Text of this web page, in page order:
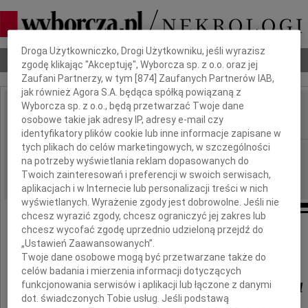
Nekrologi Odeszli Poradnik pogrzebowy
IMIĘ I NAZWISKO: Mieczysław Zapióra
REGION: Warszawa
DATA EMISJI: 29.10.2009
W 10. rocznicę zaginięcia
odbędzie się symboliczny pogrzeb
Mieczysława Zapióra
Dbamy o Twoją prywatność
Droga Użytkowniczko, Drogi Użytkowniku, jeśli wyrazisz
zgodę klikając "Akceptuję", Wyborcza sp. z o.o. oraz jej
Zaufani Partnerzy, w tym [874 ] Zaufanych Partnerów IAB,
jak również Agora S.A. będąca spółką powiązaną z
Wyborcza sp. z o.o., będą przetwarzać Twoje dane
osobowe takie jak adresy IP, adresy e-mail czy
identyfikatory plików cookie lub inne informacje zapisane w
tych plikach do celów marketingowych, w szczególności
na potrzeby wyświetlania reklam dopasowanych do
Twoich zainteresowań i preferencji w swoich serwisach,
aplikacjach i w Internecie lub personalizacji treści w nich
wyświetlanych. Wyrażenie zgody jest dobrowolne. Jeśli nie
chcesz wyrazić zgody, chcesz ograniczyć jej zakres lub
chcesz wycofać zgodę uprzednio udzieloną przejdź do
„Ustawień Zaawansowanych”.
Twoje dane osobowe mogą być przetwarzane także do
celów badania i mierzenia informacji dotyczących
funkcjonowania serwisów i aplikacji lub łączone z danymi
dot. świadczonych Tobie usług. Jeśli podstawą